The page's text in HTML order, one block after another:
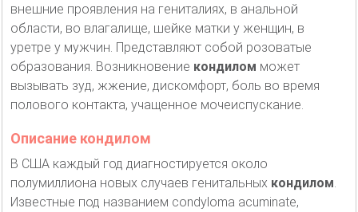
внешние проявления на гениталиях, в анальной
области, во влагалище, шейке матки у женщин, в
уретре у мужчин. Представляют собой розоватые
образования. Возникновение кондилом может
вызывать зуд, жжение, дискомфорт, боль во время
полового контакта, учащенное мочеиспускание.
Описание кондилом
В США каждый год диагностируется около
полумиллиона новых случаев генитальных кондилом.
Известные под названием condyloma acuminate,